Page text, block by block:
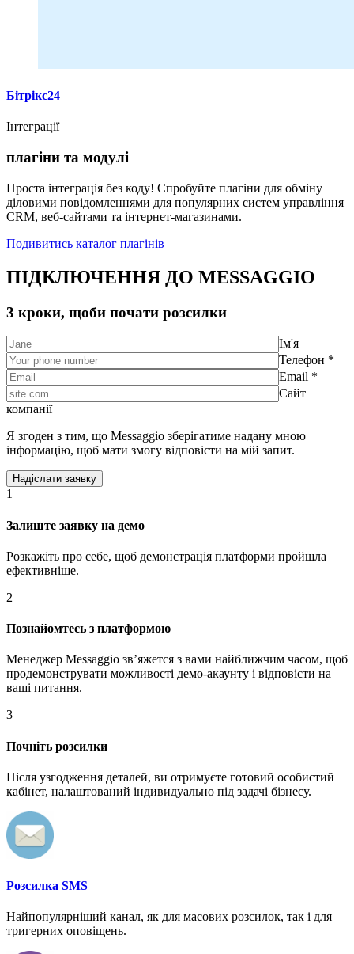
Бітрікс24
Інтеграції
плагіни та модулі
Проста інтеграція без коду! Спробуйте плагіни для обміну
діловими повідомленнями для популярних систем управління
CRM, веб-сайтами та інтернет-магазинами.
Подивитись каталог плагінів
ПІДКЛЮЧЕННЯ ДО MESSAGGIO
3 кроки, щоби почати розсилки
Ім'я
Телефон *
Email *
Сайт
компанії
Я згоден з тим, що Messaggio зберігатиме надану мною
інформацію, щоб мати змогу відповісти на мій запит.
1
Залиште заявку на демо
Розкажіть про себе, щоб демонстрація платформи пройшла
ефективніше.
2
Познайомтесь з платформою
Менеджер Messaggio звʼяжется з вами найближчим часом, щоб
продемонструвати можливості демо-акаунту і відповісти на
ваші питання.
3
Почніть розсилки
Після узгодження деталей, ви отримуєте готовий особистий
кабінет, налаштований індивидуально під задачі бізнесу.
Розсилка SMS
Найпопулярніший канал, як для масових розсилок, так і для
тригерних оповіщень.